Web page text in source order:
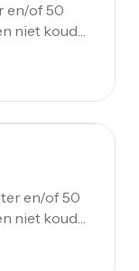
en/of 50
niet koud
en/of 50
niet koud